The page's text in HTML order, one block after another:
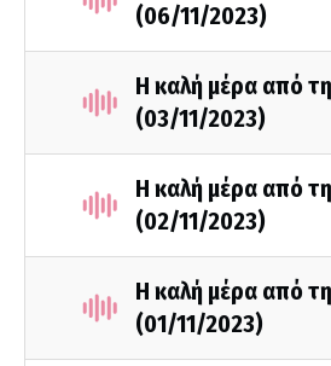
(06/11/2023)
H καλή μέρα από
(03/11/2023)
Η καλή μέρα από
(02/11/2023)
Η καλή μέρα από
(01/11/2023)